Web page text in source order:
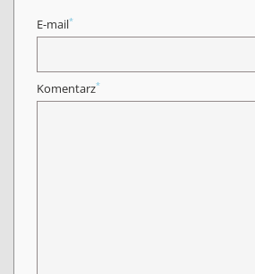
E-mail*
Komentarz*